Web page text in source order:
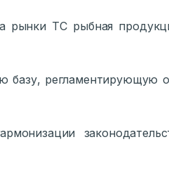
ТС рыбная
регламентирующую